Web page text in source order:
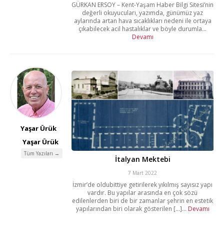
GÜRKAN ERSOY – Kent-Yaşam Haber Bilgi Sitesi’nin
değerli okuyucuları, yazımda, günümüz yaz
aylarında artan hava sıcaklıkları nedeni ile ortaya
çıkabilecek acil hastalıklar ve böyle durumla...
Devamı
Yaşar Ürük
Yaşar Ürük
Tüm Yazıları →
İtalyan Mektebi
7 Mart 2022
İzmir’de oldubittiye getirilerek yıkılmış sayısız yapı
vardır. Bu yapılar arasında en çok sözü
edilenlerden biri de bir zamanlar şehrin en estetik
yapılarından biri olarak gösterilen [...]... Devamı